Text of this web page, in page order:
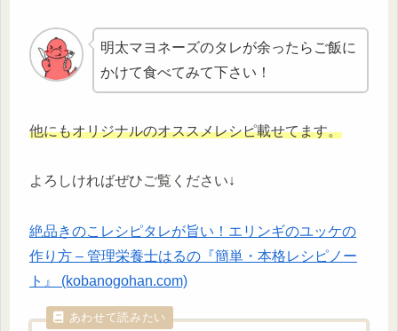
明太マヨネーズのタレが余ったらご飯に
かけて食べてみて下さい！
他にもオリジナルのオススメレシピ載せてます。
よろしければぜひご覧ください↓
絶品きのこレシピタレが旨い！エリンギのユッケの
作り方 – 管理栄養士はるの『簡単・本格レシピノー
ト』 (kobanogohan.com)